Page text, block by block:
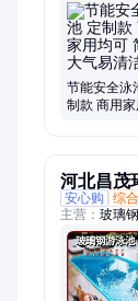
房、医疗厢
节能安全泳
制款 商用家
河北昌茂
安心购
综
主营： 玻璃